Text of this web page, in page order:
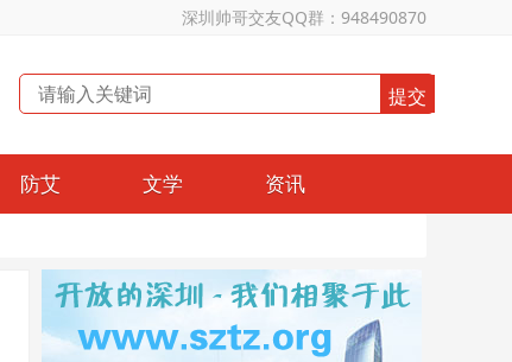
深圳帅哥交友QQ群：948490870
防艾 文学 资讯